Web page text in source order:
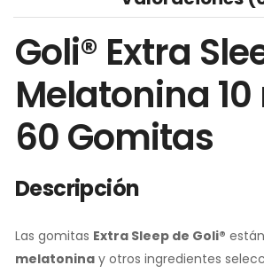
Goli® Extra
Melatonina
60 Gomitas
Descripción
Las gomitas Extra Sleep de Goli®
melatonina y otros ingredientes